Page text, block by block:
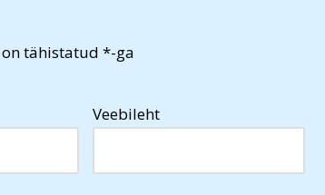
tähistatud *-ga
Veebileht